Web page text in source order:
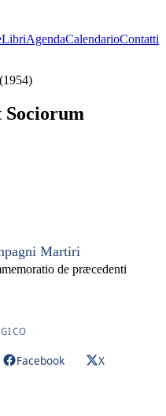
LibriAgendaCalendarioContatti
Sociorum
Martiri
de præcedenti
Facebook
X